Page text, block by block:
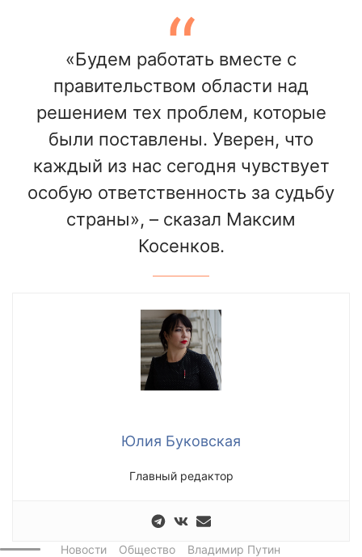
«Будем работать вместе с
правительством области над
решением тех проблем, которые
были поставлены. Уверен, что
каждый из нас сегодня чувствует
особую ответственность за судьбу
страны», – сказал Максим
Косенков.
Юлия Буковская
Главный редактор
Новости Общество Владимир Путин